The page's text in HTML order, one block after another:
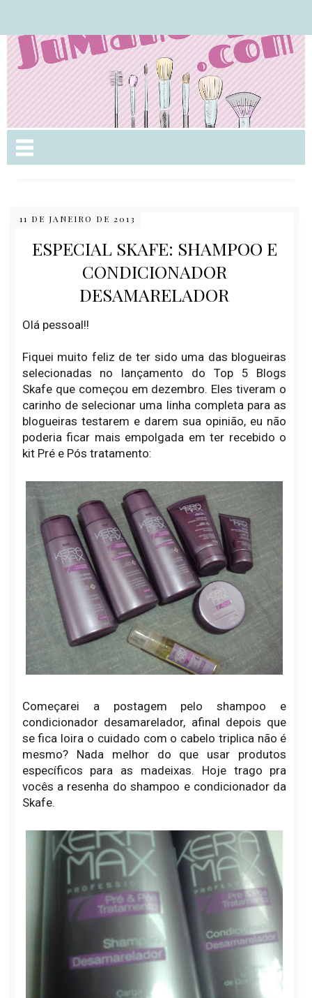
11 DE JANEIRO DE 2013
ESPECIAL SKAFE: SHAMPOO E
CONDICIONADOR
DESAMARELADOR
Olá pessoal!!
Fiquei muito feliz de ter sido uma das blogueiras
selecionadas no lançamento do Top 5 Blogs
Skafe que começou em dezembro. Eles tiveram o
carinho de selecionar uma linha completa para as
blogueiras testarem e darem sua opinião, eu não
poderia ficar mais empolgada em ter recebido o
kit Pré e Pós tratamento:
Começarei a postagem pelo shampoo e
condicionador desamarelador, afinal depois que
se fica loira o cuidado com o cabelo triplica não é
mesmo? Nada melhor do que usar produtos
específicos para as madeixas. Hoje trago pra
vocês a resenha do shampoo e condicionador da
Skafe.